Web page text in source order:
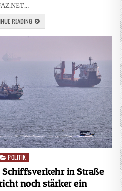
READING
Posted
in
POLITIK
in Straße
noch stärker ein